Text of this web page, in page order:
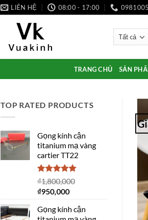
LIÊN HỆ 08:00 - 17:00
TRANG CHỦ SẢN
TOP RATED PRODUCTS
Gọng kính cận
titanium mạ vàng
cartier TT22
Được xếp
hạng 5.00
5 sao
₫1,800,000
Giá
là:
₫950,000Giá
tại
Gọng kính cận